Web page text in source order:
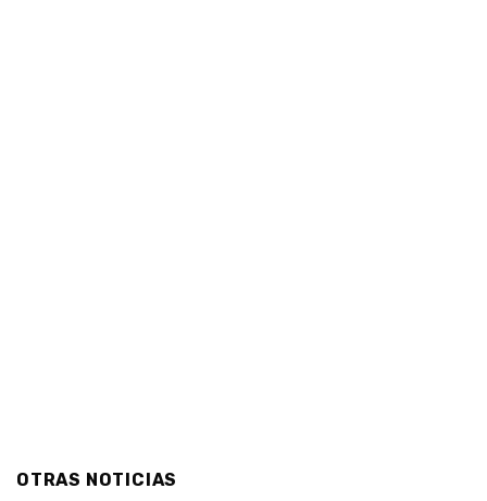
OTRAS NOTICIAS